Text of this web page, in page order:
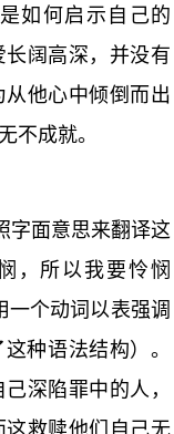
如何启示自己的
阔高深，并没有
他心中倾倒而出
不成就。
字面意思来翻译这
，所以我要怜悯
一个动词以表强调
种语法结构）。
深陷罪中的人，
救赎他们自己无